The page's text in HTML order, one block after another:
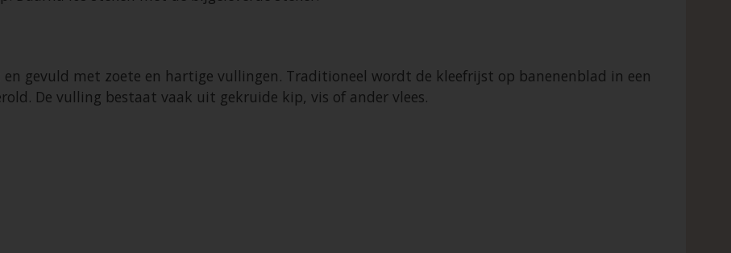
gevuld met zoete en hartige vullingen. Traditioneel wordt de kleefrijst op banenenblad in een
De vulling bestaat vaak uit gekruide kip, vis of ander vlees.